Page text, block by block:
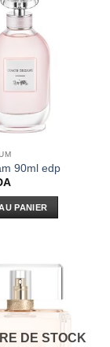
90ml edp
PANIER
DE STOCK